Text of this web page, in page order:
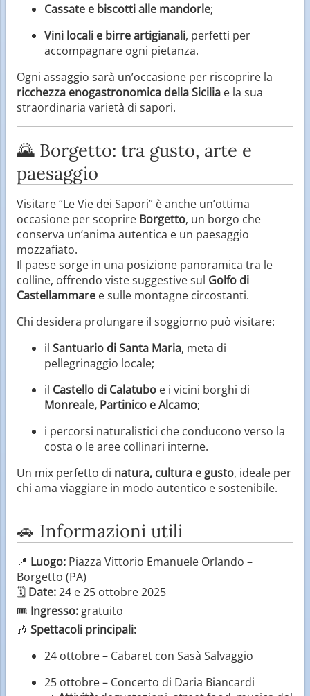
Cassate e biscotti alle mandorle;
Vini locali e birre artigianali, perfetti per
accompagnare ogni pietanza.
Ogni assaggio sarà un’occasione per riscoprire la
ricchezza enogastronomica della Sicilia e la sua
straordinaria varietà di sapori.
🌄 Borgetto: tra gusto, arte e
paesaggio
Visitare “Le Vie dei Sapori” è anche un’ottima
occasione per scoprire Borgetto, un borgo che
conserva un’anima autentica e un paesaggio
mozzafiato.
Il paese sorge in una posizione panoramica tra le
colline, offrendo viste suggestive sul Golfo di
Castellammare e sulle montagne circostanti.
Chi desidera prolungare il soggiorno può visitare:
il Santuario di Santa Maria, meta di
pellegrinaggio locale;
il Castello di Calatubo e i vicini borghi di
Monreale, Partinico e Alcamo;
i percorsi naturalistici che conducono verso la
costa o le aree collinari interne.
Un mix perfetto di natura, cultura e gusto, ideale per
chi ama viaggiare in modo autentico e sostenibile.
🚗 Informazioni utili
📍 Luogo: Piazza Vittorio Emanuele Orlando –
Borgetto (PA)
🗓️ Date:24 e 25 ottobre 2025
🎟️ Ingresso: gratuito
🎶 Spettacoli principali:
24 ottobre – Cabaret con Sasà Salvaggio
25 ottobre – Concerto di Daria Biancardi